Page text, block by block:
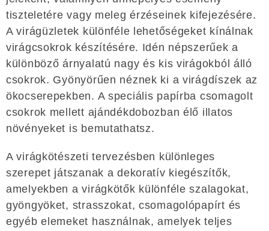
tiszteletére vagy meleg érzéseinek kifejezésére.
A virágüzletek különféle lehetőségeket kínálnak
virágcsokrok készítésére. Idén népszerűek a
különböző árnyalatú nagy és kis virágokból álló
csokrok. Gyönyörűen néznek ki a virágdíszek az
ökocserepekben. A speciális papírba csomagolt
csokrok mellett ajándékdobozban élő illatos
növényeket is bemutathatsz.
A virágkötészeti tervezésben különleges
szerepet játszanak a dekoratív kiegészítők,
amelyekben a virágkötők különféle szalagokat,
gyöngyöket, strasszokat, csomagolópapírt és
egyéb elemeket használnak, amelyek teljes